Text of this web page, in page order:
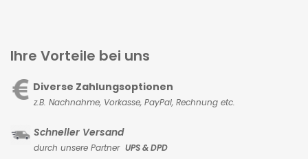
Ihre Vorteile bei uns
Diverse Zahlungsoptionen
z.B. Nachnahme, Vorkasse, PayPal, Rechnung etc.
Schneller Versand
durch unsere Partner UPS & DPD